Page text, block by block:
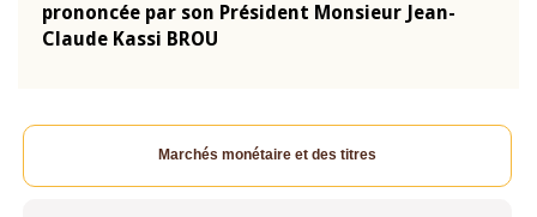
prononcée par son Président Monsieur Jean-
Claude Kassi BROU
Marchés monétaire et des titres